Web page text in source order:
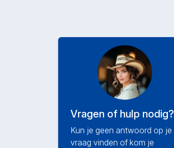
Vragen of hulp nodig?
Kun je geen antwoord op je
vraag vinden of kom je